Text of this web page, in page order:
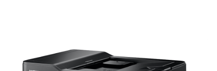
Multifunctionale LED
Scanere